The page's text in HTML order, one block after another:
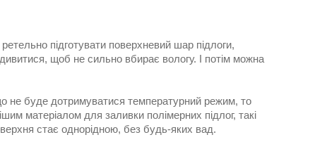
підготувати поверхневий шар підлоги,
щоб не сильно вбирає вологу. І потім можна
не буде дотримуватися температурний режим, то
матеріалом для заливки полімерних підлог, такі
стає однорідною, без будь-яких вад.